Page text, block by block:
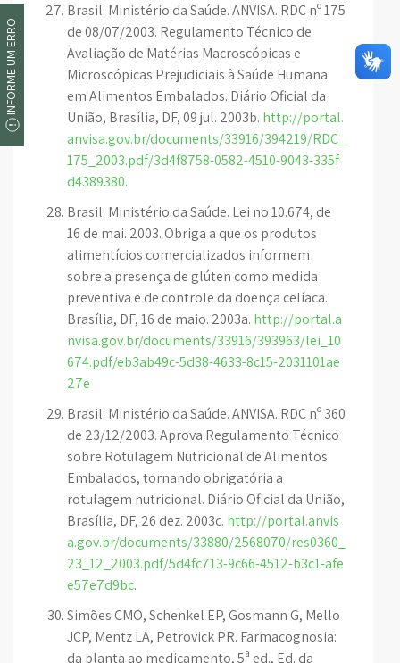
Brasil: Ministério da Saúde. ANVISA. RDC nº 175
de 08/07/2003. Regulamento Técnico de
Avaliação de Matérias Macroscópicas e
Microscópicas Prejudiciais à Saúde Humana
em Alimentos Embalados. Diário Oficial da
União, Brasília, DF, 09 jul. 2003b. http://portal.
anvisa.gov.br/documents/33916/394219/RDC_
175_2003.pdf/3d4f8758-0582-4510-9043-335f
d4389380.
Brasil: Ministério da Saúde. Lei no 10.674, de
16 de mai. 2003. Obriga a que os produtos
alimentícios comercializados informem
sobre a presença de glúten como medida
preventiva e de controle da doença celíaca.
Brasília, DF, 16 de maio. 2003a. http://portal.a
nvisa.gov.br/documents/33916/393963/lei_10
674.pdf/eb3ab49c-5d38-4633-8c15-2031101ae
27e
Brasil: Ministério da Saúde. ANVISA. RDC nº 360
de 23/12/2003. Aprova Regulamento Técnico
sobre Rotulagem Nutricional de Alimentos
Embalados, tornando obrigatória a
rotulagem nutricional. Diário Oficial da União,
Brasília, DF, 26 dez. 2003c. http://portal.anvis
a.gov.br/documents/33880/2568070/res0360_
23_12_2003.pdf/5d4fc713-9c66-4512-b3c1-afe
e57e7d9bc.
Simões CMO, Schenkel EP, Gosmann G, Mello
JCP, Mentz LA, Petrovick PR. Farmacognosia:
da planta ao medicamento, 5ª ed., Ed. da
INFORME UM ERRO